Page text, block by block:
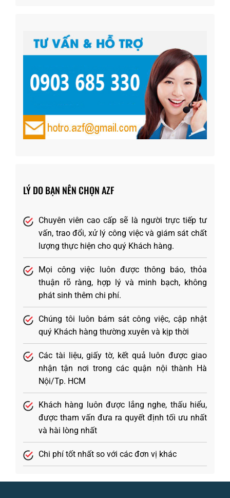
LÝ DO BẠN NÊN CHỌN AZF
Chuyên viên cao cấp sẽ là người trực tiếp tư
vấn, trao đổi, xử lý công việc và giám sát chất
lượng thực hiện cho quý Khách hàng.
Mọi công việc luôn được thông báo, thỏa
thuận rõ ràng, hợp lý và minh bạch, không
phát sinh thêm chi phí.
Chúng tôi luôn bám sát công việc, cập nhật
quý Khách hàng thường xuyên và kịp thời
Các tài liệu, giấy tờ, kết quả luôn được giao
nhận tận nơi trong các quận nội thành Hà
Nội/Tp. HCM
Khách hàng luôn được lắng nghe, thấu hiểu,
được tham vấn đưa ra quyết định tối ưu nhất
và hài lòng nhất
Chi phí tốt nhất so với các đơn vị khác